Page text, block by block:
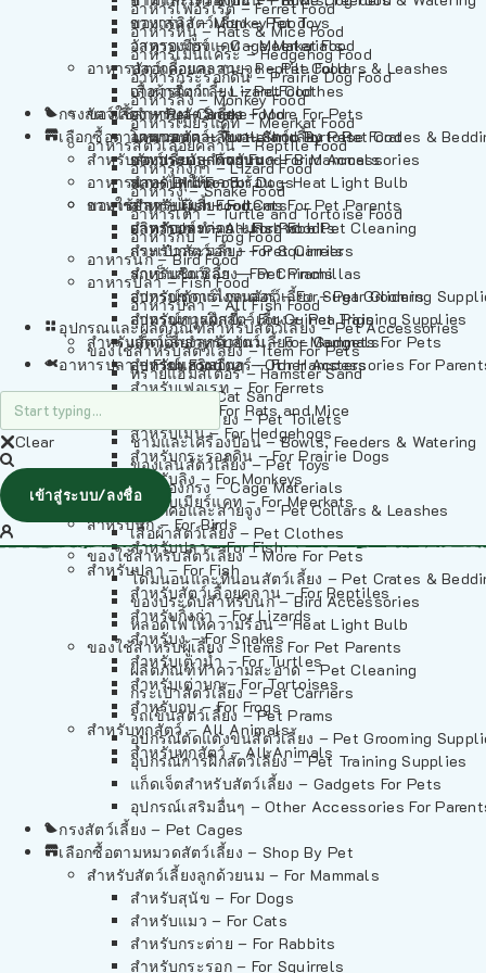
อาหารเฟอร์เร็ต – Ferret Food
อาหารหนู – Rats & Mice Food
อาหารเม่นแคระ – Hedgehog Food
อาหารกระรอกดิน – Prairie Dog Food
อาหารลิง – Monkey Food
อาหารเมียร์แคท – Meerkat Food
อาหารสัตว์เลี้อยคลาน – Reptile Food
อาหารกิ้งก่า – Lizard Food
อาหารงู – Snake Food
อาหารเต่า – Turtle and Tortoise Food
อาหารกบ – Frog Food
อาหารนก – Bird Food
อาหารปลา – Fish Food
อาหารปลา – All Fish Food
อุปกรณและผลิตภัณฑ์สำหรับสัตว์เลี้ยง – Pet Accessories
ของใช้สำหรับสัตว์เลี้ยง – Item For Pets
ทรายแฮมสเตอร์ – Hamster Sand
ทรายแมว – Cat Sand
ห้องน้ำสัตว์เลี้ยง – Pet Toilets
ชามและเครื่องป้อน – Bowls, Feeders & Watering
ของเล่นสัตว์เลี้ยง – Pet Toys
วัสดุรองกรง – Cage Materials
ปลอกคอและสายจูง – Pet Collars & Leashes
เสื้อผ้าสัตว์เลี้ยง – Pet Clothes
ของใช้สำหรับสัตว์เลี้ยง – More For Pets
โดมนอนและที่นอนสัตว์เลี้ยง – Pet Crates &
ของประดับสำหรับนก – Bird Accessories
หลอดไฟให้ความร้อน – Heat Light Bulb
ของใช้สำหรับผู้เลี้ยง – Items For Pet Parents
ผลิตภัณฑ์ทำความสะอาด – Pet Cleaning
กระเป๋าสัตว์เลี้ยง – Pet Carriers
รถเข็นสัตว์เลี้ยง – Pet Prams
อุปกรณ์ตัดแต่งขนสัตว์เลี้ยง – Pet Grooming
อุปกรณ์การฝึกสัตว์เลี้ยง – Pet Training Supplies
แก็ดเจ็ตสำหรับสัตว์เลี้ยง – Gadgets For Pets
อุปกรณ์เสริมอื่นๆ – Other Accessories For
กรงสัตว์เลี้ยง – Pet Cages
เลือกซื้อตามหมวดสัตว์เลี้ยง – Shop By Pet
สำหรับสัตว์เลี้ยงลูกด้วยนม – For Mammals
สำหรับสุนัข – For Dogs
สำหรับแมว – For Cats
สำหรับกระต่าย – For Rabbits
สำหรับกระรอก – For Squirrels
อาหารลิง – Monkey Food
อาหารเมียร์แคท – Meerkat Food
อาหารสัตว์เลี้อยคลาน – Reptile Food
อาหารกิ้งก่า – Lizard Food
อาหารงู – Snake Food
อาหารเต่า – Turtle and Tortoise Food
อาหารกบ – Frog Food
อาหารนก – Bird Food
อาหารปลา – Fish Food
อาหารปลา – All Fish Food
ของเล่นสัตว์เลี้ยง – Pet Toys
วัสดุรองกรง – Cage Materials
ปลอกคอและสายจูง – Pet Collars & Leashes
เสื้อผ้าสัตว์เลี้ยง – Pet Clothes
ของใช้สำหรับสัตว์เลี้ยง – More For Pets
โดมนอนและที่นอนสัตว์เลี้ยง – Pet Crates &
ของประดับสำหรับนก – Bird Accessories
หลอดไฟให้ความร้อน – Heat Light Bulb
ของใช้สำหรับผู้เลี้ยง – Items For Pet Parents
ผลิตภัณฑ์ทำความสะอาด – Pet Cleaning
กระเป๋าสัตว์เลี้ยง – Pet Carriers
รถเข็นสัตว์เลี้ยง – Pet Prams
อุปกรณ์ตัดแต่งขนสัตว์เลี้ยง – Pet Grooming
อุปกรณ์การฝึกสัตว์เลี้ยง – Pet Training Supplies
แก็ดเจ็ตสำหรับสัตว์เลี้ยง – Gadgets For Pets
อุปกรณ์เสริมอื่นๆ – Other Accessories For
กรงสัตว์เลี้ยง – Pet Cages
เลือกซื้อตามหมวดสัตว์เลี้ยง – Shop By Pet
สำหรับสัตว์เลี้ยงลูกด้วยนม – For Mammals
สำหรับสุนัข – For Dogs
สำหรับแมว – For Cats
สำหรับกระต่าย – For Rabbits
สำหรับกระรอก – For Squirrels
สำหรับชินชิล่า – For Chinchillas
สำหรับชูการ์ไกลเดอร์ – For Sugar Gliders
สำหรับหนูแกสบี้ – For Guinea Pigs
สำหรับสัตว์เลี้ยงลูกด้วยนม – For Mammals
สำหรับแฮมสเตอร์ – For Hamsters
สำหรับเฟอเรท – For Ferrets
สำหรับหนู – For Rats and Mice
สำหรับเม่น – For Hedgehogs
สำหรับกระรอกดิน – For Prairie Dogs
สำหรับลิง – For Monkeys
สำหรับเมียร์แคท – For Meerkats
สำหรับนก – For Birds
สำหรับปลา – For Fish
สำหรับปลา – For Fish
สำหรับสัตว์เลื้อยคลาน – For Reptiles
สำหรับกิ้งก่า – For Lizards
สำหรับงู – For Snakes
สำหรับเต่าน้ำ – For Turtles
สำหรับเต่าบก – For Tortoises
สำหรับกบ – For Frogs
สำหรับทุกสัตว์ – All Animals
สำหรับทุกสัตว์ – All Animals
อาหารปลา – Fish Food
Clear
เข้าสู่ระบบ/ลงชื่อ